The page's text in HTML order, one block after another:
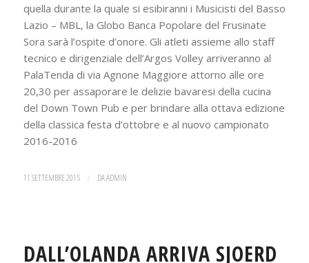
quella durante la quale si esibiranni i Musicisti del Basso
Lazio – MBL, la Globo Banca Popolare del Frusinate
Sora sarà l’ospite d’onore. Gli atleti assieme allo staff
tecnico e dirigenziale dell’Argos Volley arriveranno al
PalaTenda di via Agnone Maggiore attorno alle ore
20,30 per assaporare le delizie bavaresi della cucina
del Down Town Pub e per brindare alla ottava edizione
della classica festa d’ottobre e al nuovo campionato
2016-2016
11 SETTEMBRE 2015 / DAADMIN
DALL’OLANDA ARRIVA SJOERD